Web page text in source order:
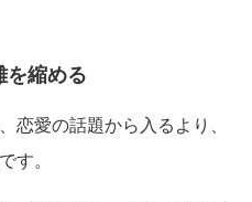
を縮める
恋愛の話題から入るより、
す。